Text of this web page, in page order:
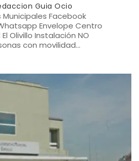
Guia Ocio
Facebook
Envelope Centro
Olivillo Instalación NO
con movilidad…